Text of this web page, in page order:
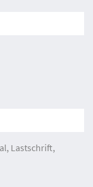
Lastschrift,